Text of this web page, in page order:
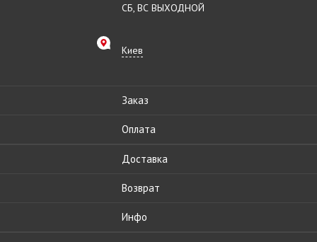
СБ, ВС ВЫХОДНОЙ
Киев
Заказ
Оплата
Доставка
Возврат
Инфо